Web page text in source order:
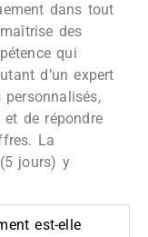
dans tout
des
qui
d’un expert
de répondre
La
jours) y
est-elle